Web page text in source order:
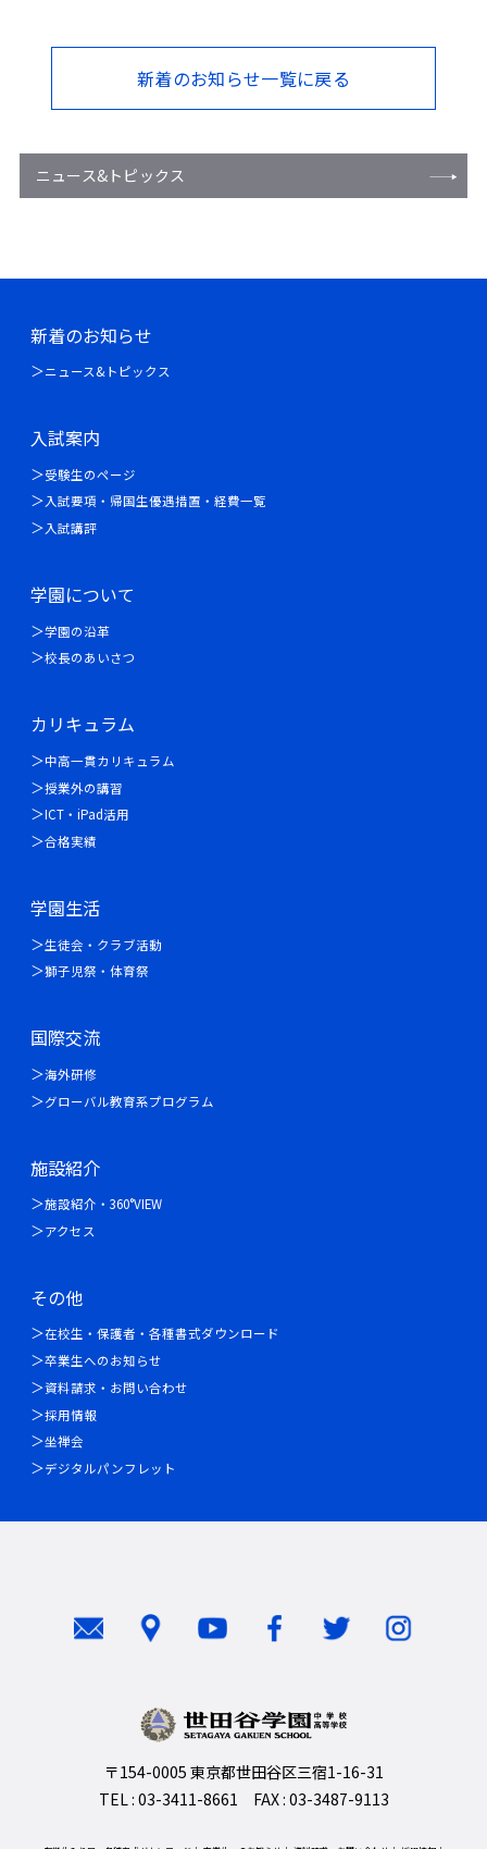
新着のお知らせ一覧に戻る
ニュース&トピックス
新着のお知らせ
ニュース&トピックス
入試案内
受験生のページ
入試要項・帰国生優遇措置・経費一覧
入試講評
学園について
学園の沿革
校長のあいさつ
カリキュラム
中高一貫カリキュラム
授業外の講習
ICT・iPad活用
合格実績
学園生活
生徒会・クラブ活動
獅子児祭・体育祭
国際交流
海外研修
グローバル教育系プログラム
施設紹介
施設紹介・360°VIEW
アクセス
その他
在校生・保護者・各種書式ダウンロード
卒業生へのお知らせ
資料請求・お問い合わせ
採用情報
坐禅会
デジタルパンフレット
〒154-0005 東京都世田谷区三宿1-16-31
TEL : 03-3411-8661 FAX : 03-3487-9113